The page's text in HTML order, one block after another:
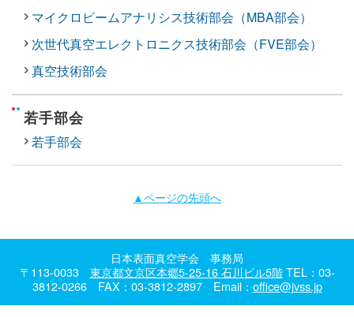
マイクロビームアナリシス技術部会（MBA部会）
次世代真空エレクトロニクス技術部会（FVE部会）
真空技術部会
若手部会
若手部会
▲ページの先頭へ
日本表面真空学会 事務局
〒113-0033 東京都文京区本郷5-25-16 石川ビル5階TEL：03-
3812-0266 FAX：03-3812-2897 Email： office@jvss.jp